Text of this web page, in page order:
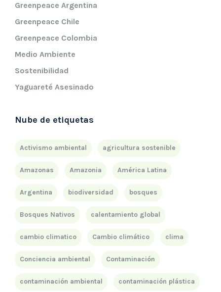
Greenpeace Argentina
Greenpeace Chile
Greenpeace Colombia
Medio Ambiente
Sostenibilidad
Yaguareté Asesinado
Nube de etiquetas
Activismo ambiental agricultura sostenible
Amazonas Amazonia América Latina
Argentina biodiversidad bosques
Bosques Nativos calentamiento global
cambio climatico Cambio climático clima
Conciencia ambiental Contaminación
contaminación ambiental contaminación plástica